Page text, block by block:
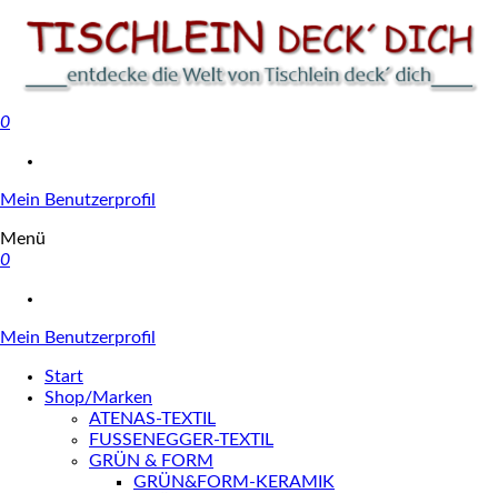
0
Mein Benutzerprofil
Menü
0
Mein Benutzerprofil
Start
Shop/Marken
ATENAS-TEXTIL
FUSSENEGGER-TEXTIL
GRÜN & FORM
GRÜN&FORM-KERAMIK